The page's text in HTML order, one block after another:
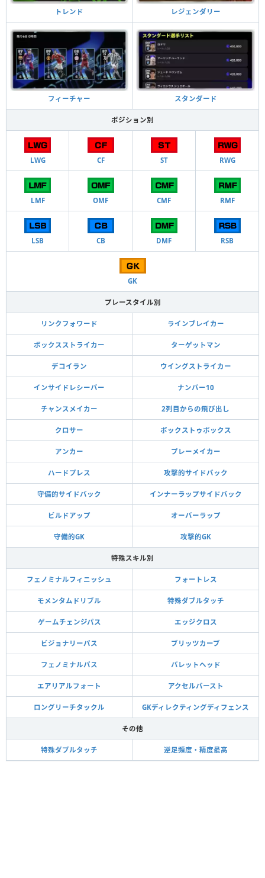
トレンド レジェンダリー
フィーチャー スタンダード
ポジション別
LWG CF ST RWG
LMF OMF CMF RMF
LSB CB DMF RSB
GK
プレースタイル別
リンクフォワード ラインブレイカー
ボックスストライカー ターゲットマン
デコイラン ウイングストライカー
インサイドレシーバー ナンバー10
チャンスメイカー 2列目からの飛び出し
クロサー ボックストゥボックス
アンカー プレーメイカー
ハードプレス 攻撃的サイドバック
守備的サイドバック インナーラップサイドバック
ビルドアップ オーバーラップ
守備的GK 攻撃的GK
特殊スキル別
フェノミナルフィニッシュ フォートレス
モメンタムドリブル 特殊ダブルタッチ
ゲームチェンジパス エッジクロス
ビジョナリーパス ブリッツカーブ
フェノミナルパス バレットヘッド
エアリアルフォート アクセルバースト
ロングリーチタックル GKディレクティングディフェンス
その他
特殊ダブルタッチ 逆足頻度・精度最高